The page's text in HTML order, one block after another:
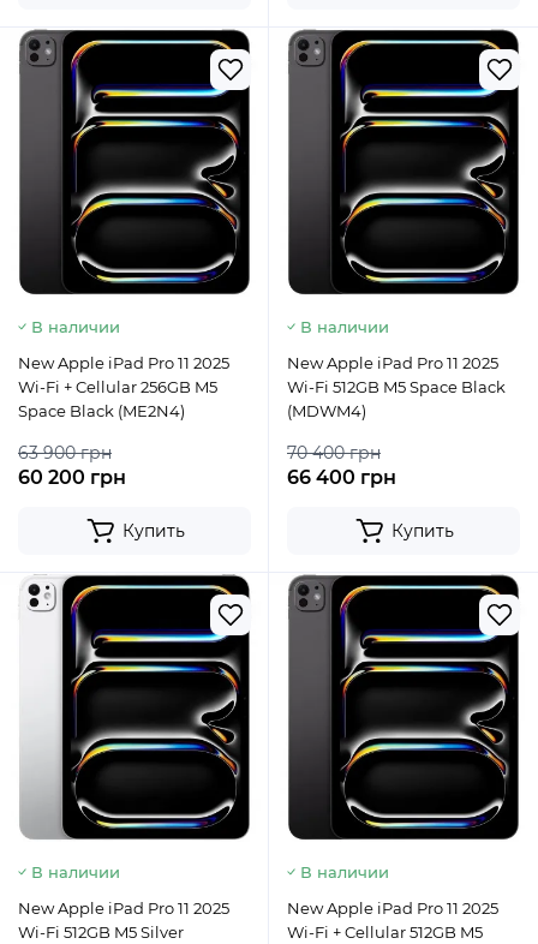
В наличии
New Apple iPad Pro 11 2025
Wi-Fi + Cellular 256GB M5
Space Black (ME2N4)
63 900 грн
60 200 грн
Купить
В наличии
New Apple iPad Pro 11 2025
Wi-Fi 512GB M5 Space Black
(MDWM4)
70 400 грн
66 400 грн
Купить
В наличии
New Apple iPad Pro 11 2025
Wi-Fi 512GB M5 Silver
В наличии
New Apple iPad Pro 11 2025
Wi-Fi + Cellular 512GB M5